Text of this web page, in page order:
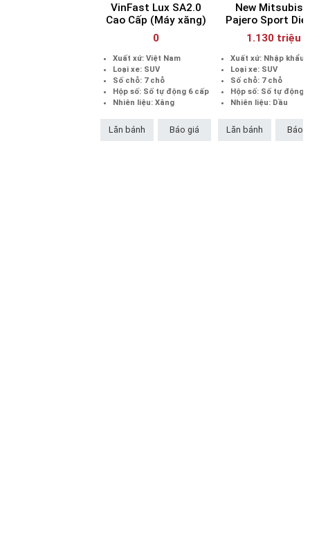
VinFast Lux SA2.0
Cao Cấp (Máy xăng)
0
Xuất xứ: Việt Nam
Loại xe: SUV
Số chỗ: 7 chỗ
Hộp số: Số tự động 6 cấp
Nhiên liệu: Xăng
Lăn bánh Báo giá
New
Pajero Sport
4x2 AT (Máy
1.130 triệu
Xuất xứ: Nhập khẩu
Loại xe: SUV
Số chỗ: 7 chỗ
Hộp số: Số tự động
Nhiên liệu: Dầu
Lăn bánh Báo